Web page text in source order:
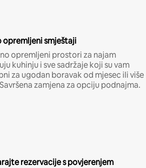
opremljeni smještaji
opremljeni prostori za najam
kuhinju i sve sadržaje koji su vam
za ugodan boravak od mjesec ili više
zamjena za opciju podnajma.
rezervacije s povjerenjem